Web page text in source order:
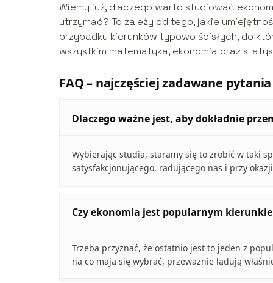
Wiemy już, dlaczego warto studiować
utrzymać? To zależy od tego, jakie
przypadku kierunków typowo ścisłych, do
wszystkim matematyka, ekonomia oraz
FAQ – najczęściej zadawane pytania
Dlaczego ważne jest, aby dokładnie
Wybierając studia, staramy się to zrobić w taki
satysfakcjonującego, radującego nas i przy
Czy ekonomia jest popularnym
Trzeba przyznać, że ostatnio jest to jeden z
na co mają się wybrać, przeważnie lądują